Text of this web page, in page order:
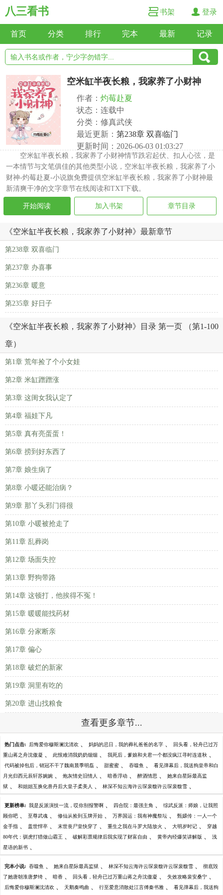
八三看书 书架 登录
首页 分类 排行 完本 最新 记录
空米缸半夜长粮，我家养了小财神
作者： 灼莓赴夏
状态：连载中
分类：修真武侠
最近更新： 第238章 双喜临门
更新时间：2026-06-03 01:03:27
空米缸半夜长粮，我家养了小财神情节跌宕起伏、扣人心弦，是
一本情节与文笔俱佳的其他类型小说，空米缸半夜长粮，我家养了小
财神-灼莓赴夏-小说旗免费提供空米缸半夜长粮，我家养了小财神最
新清爽干净的文字章节在线阅读和TXT下载。
开始阅读 加入书架 章节目录
《空米缸半夜长粮，我家养了小财神》最新章节
第238章 双喜临门
第237章 办喜事
第236章 暖意
第235章 好日子
《空米缸半夜长粮，我家养了小财神》目录 第一页 （第1-100
章）
第1章 荒年捡了个小女娃
第2章 米缸蹭蹭涨
第3章 这闺女我认定了
第4章 福娃下凡
第5章 真有亮蛋蛋！
第6章 捞到好东西了
第7章 娘生病了
第8章 小暖还能治病？
第9章 那丫头邪门得很
第10章 小暖被抢走了
第11章 乱葬岗
第12章 场面失控
第13章 野狗带路
第14章 这顿打，他挨得不冤！
第15章 暖暖能找药材
第16章 分家断亲
第17章 偏心
第18章 破烂的新家
第19章 洞里有吃的
第20章 进山找粮食
查看更多章节...
热门点击: 后悔爱你穆斯澜沈清欢 、 妈妈的忌日，我的葬礼爸爸的名字 、 回头看，轻舟已过万
重山蒋之舟沈傲凝 、 此恨难消我奶奶烟烟 、 我死后，爹娘和夫君一个都没疯江寻时连道秋 、
代码被掉包后，销冠不干了魏南晨季明磊 、 甜蜜蜜 、 吞噬鱼 、 看见弹幕后，我送狗皇帝和白
月光归西元辰轩苏婉婉 、 炮灰情史旧情人 、 暗香浮动 、 醉酒情思 、 她来自星际最高监
狱 、 和姐姐互换化兽丹后大皇子柔美人 、 林深不知云海许云琛裴馥许云琛裴馥雪 、
更新榜单: 我是反派演技一流，哎你别报警啊 、 四合院：最强主角 、 综武反派：师娘，让我照
顾你吧 、 至尊武魂 、 修仙从捡到玉牌开始 、 万界国运：我有神魔祭坛 、 甄嬛传：一人一个
金手指 、 盖世悍卒 、 末世丧尸皇快穿了 、 重生之我在斗罗大陆放火 、 大明岁时记 、 穿越
80年代：驯虎打猎做山霸王 、 破解彩票规律后我实现了财富自由 、 黄帝内经爆笑讲解版 、 浅
星语的新书 、
完本小说: 吞噬鱼 、 她来自星际最高监狱 、 林深不知云海许云琛裴馥许云琛裴馥雪 、 彻底毁
了她唐朝淮唐梦绮 、 暗香 、 回头看，轻舟已过万重山蒋之舟沈傲凝 、 失效攻略裴安桑宁 、
后悔爱你穆斯澜沈清欢 、 天鹅奏鸣曲 、 行至爱意消散处江言傅秦书雅 、 看见弹幕后，我送狗